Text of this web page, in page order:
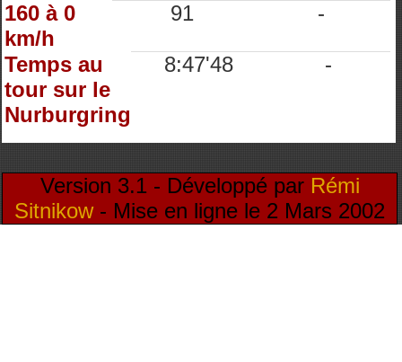
160 à 0
km/h
91 -
Temps au
tour sur le
Nurburgring
8:47'48 -
Version 3.1 - Développé par Rémi
Sitnikow- Mise en ligne le 2 Mars 2002